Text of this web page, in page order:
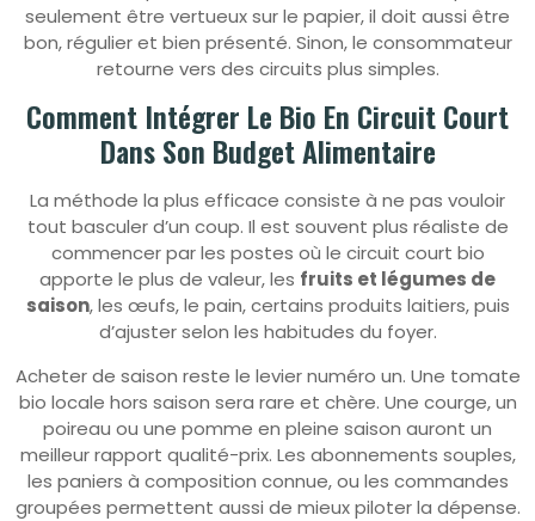
seulement être vertueux sur le papier, il doit aussi être
bon, régulier et bien présenté. Sinon, le consommateur
retourne vers des circuits plus simples.
Comment Intégrer Le Bio En Circuit Court
Dans Son Budget Alimentaire
La méthode la plus efficace consiste à ne pas vouloir
tout basculer d’un coup. Il est souvent plus réaliste de
commencer par les postes où le circuit court bio
apporte le plus de valeur, les fruits et légumes de
saison, les œufs, le pain, certains produits laitiers, puis
d’ajuster selon les habitudes du foyer.
Acheter de saison reste le levier numéro un. Une tomate
bio locale hors saison sera rare et chère. Une courge, un
poireau ou une pomme en pleine saison auront un
meilleur rapport qualité-prix. Les abonnements souples,
les paniers à composition connue, ou les commandes
groupées permettent aussi de mieux piloter la dépense.